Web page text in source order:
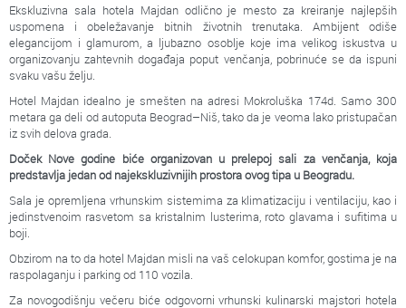
Ekskluzivna sala hotela Majdan odlično je mesto za kreiranje najlepših
uspomena i obeležavanje bitnih životnih trenutaka. Ambijent odiše
elegancijom i glamurom, a ljubazno osoblje koje ima velikog iskustva u
organizovanju zahtevnih događaja poput venčanja, pobrinuće se da ispuni
svaku vašu želju.
Hotel Majdan idealno je smešten na adresi Mokroluška 174d. Samo 300
metara ga deli od autoputa Beograd–Niš, tako da je veoma lako pristupačan
iz svih delova grada.
Doček Nove godine biće organizovan u prelepoj sali za venčanja, koja
predstavlja jedan od najekskluzivnijih prostora ovog tipa u Beogradu.
Sala je opremljena vrhunskim sistemima za klimatizaciju i ventilaciju, kao i
jedinstvenoim rasvetom sa kristalnim lusterima, roto glavama i sufitima u
boji.
Obzirom na to da hotel Majdan misli na vaš celokupan komfor, gostima je na
raspolaganju i parking od 110 vozila.
Za novogodišnju večeru biće odgovorni vrhunski kulinarski majstori hotela